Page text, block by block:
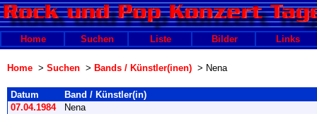
Home Suchen Liste Bilder Links
Home > Suchen > Bands / Künstler(inen) > Nena
Datum
Band / Künstler(in)
07.04.1984
Nena